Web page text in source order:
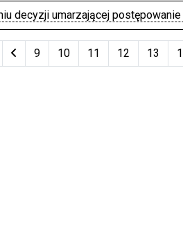
decyzji umarzającej
9 10 11 12 13